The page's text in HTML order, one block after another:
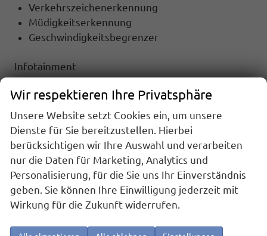
Verkehrszeichenerkennung
Müdigkeitserkennung
Geschwindigkeitsbegrenzer
Infotainment
NAVIGATIONSSYSTEM
RADIO
TOUCHSCREEN
Radiobedienung am Lenkrad
DAB
USB-Anschluss
Apple Car Play
Android Auto
Telefon
Bluetooth
Wir respektieren Ihre Privatsphäre
Unsere Website setzt Cookies ein, um unsere
Dienste für Sie bereitzustellen. Hierbei
berücksichtigen wir Ihre Auswahl und verarbeiten
nur die Daten für Marketing, Analytics und
Personalisierung, für die Sie uns Ihr Einverständnis
geben. Sie können Ihre Einwilligung jederzeit mit
Wirkung für die Zukunft widerrufen.